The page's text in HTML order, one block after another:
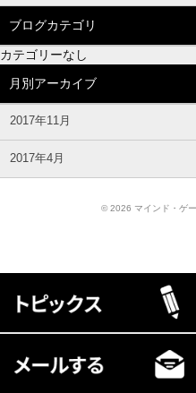
ブログカテゴリ
カテゴリーなし
月別アーカイブ
2017年11月
2017年4月
© 2026 マインド・ゲ